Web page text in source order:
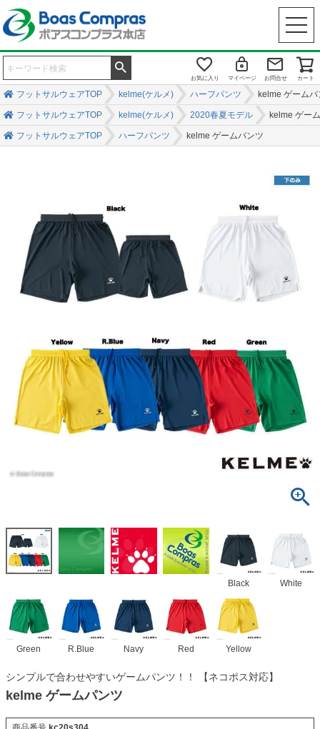
お気に入り マイページ お問合せ カート
フットサルウェアTOP kelme(ケルメ) ハーフパンツ kelme ゲームパ
フットサルウェアTOP kelme(ケルメ) 2020春夏モデル kelme ゲー
フットサルウェアTOP ハーフパンツ kelme ゲームパンツ
Black White
Green R.Blue Navy Red Yellow
シンプルで合わせやすいゲームパンツ！！ 【ネコポス対応】
kelme ゲームパンツ